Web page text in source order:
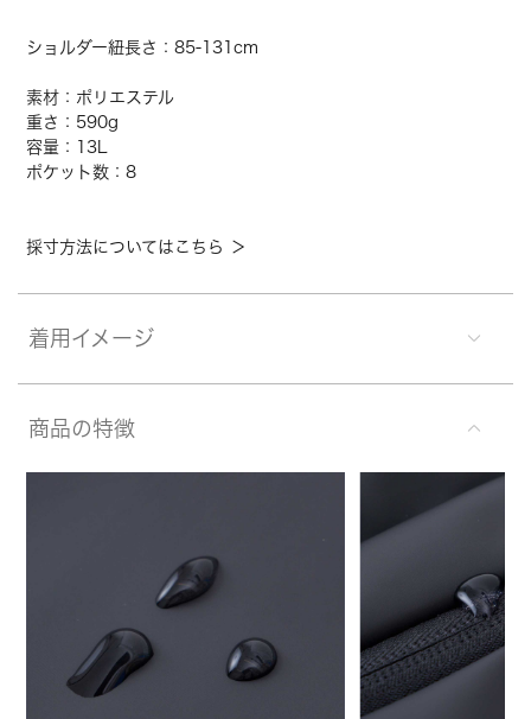
ショルダー紐長さ：85-131cm
素材：ポリエステル
重さ：590g
容量：13L
ポケット数：8
採寸方法についてはこちら ＞
着用イメージ
商品の特徴